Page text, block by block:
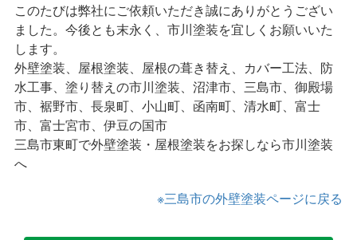
このたびは弊社にご依頼いただき誠にありがとうござい
ました。今後とも末永く、市川塗装を宜しくお願いいた
します。
外壁塗装、屋根塗装、屋根の葺き替え、カバー工法、防
水工事、塗り替えの市川塗装、沼津市、三島市、御殿場
市、裾野市、長泉町、小山町、函南町、清水町、富士
市、富士宮市、伊豆の国市
三島市東町で外壁塗装・屋根塗装をお探しなら市川塗装
へ
※三島市の外壁塗装ページに戻る